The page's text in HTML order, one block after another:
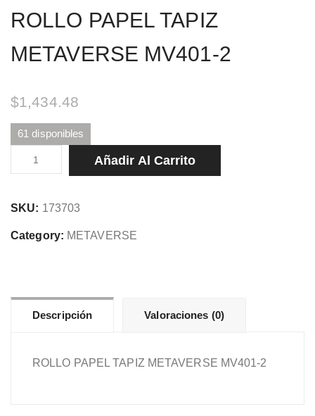
ROLLO PAPEL TAPIZ
METAVERSE MV401-2
$1,434.48
61 disponibles
ROLLO
PAPEL
METAVERSE
MV401-
Añadir Al Carrito
SKU: 173703
Category: METAVERSE
Descripción Valoraciones (0)
ROLLO PAPEL TAPIZ METAVERSE MV401-2